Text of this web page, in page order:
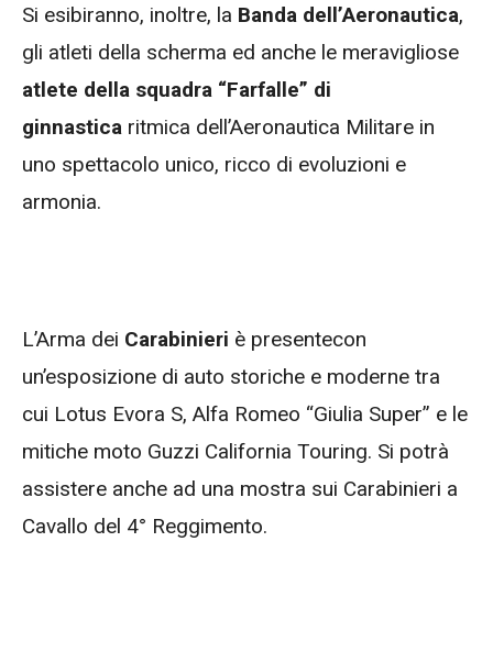
Si esibiranno, inoltre, la Banda dell’Aeronautica,
gli atleti della scherma ed anche le meravigliose
atlete della squadra “Farfalle” di
ginnastica ritmica dell’Aeronautica Militare in
uno spettacolo unico, ricco di evoluzioni e
armonia.
L’Arma dei Carabinieri è presentecon
un’esposizione di auto storiche e moderne tra
cui Lotus Evora S, Alfa Romeo “Giulia Super” e le
mitiche moto Guzzi California Touring. Si potrà
assistere anche ad una mostra sui Carabinieri a
Cavallo del 4° Reggimento.